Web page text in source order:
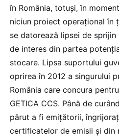
în România, totuși, în
niciun proiect operațional în
se datorează lipsei de
de interes din partea
stocare. Lipsa suportului
oprirea în 2012 a singurului
România care concura
GETICA CCS. Până de
părut a fi emițătorii,
certificatelor de emisii și din